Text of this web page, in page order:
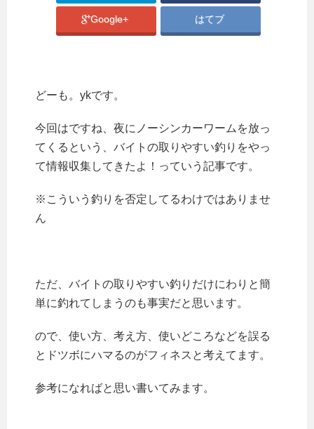
Google+ はてブ
どーも。ykです。
今回はですね、夜にノーシンカーワームを放っ
てくるという、バイトの取りやすい釣りをやっ
て情報収集してきたよ！っていう記事です。
※こういう釣りを否定してるわけではありませ
ん
ただ、バイトの取りやすい釣りだけにわりと簡
単に釣れてしまうのも事実だと思います。
ので、使い方、考え方、使いどころなどを誤る
とドツボにハマるのがフィネスと考えてます。
参考になればと思い書いてみます。